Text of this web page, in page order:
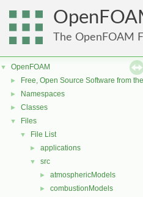
The OpenFOAM
▼ OpenFOAM
► Free, Open Source Software from
► Namespaces
► Classes
▼ Files
▼ File List
► applications
▼ src
► atmosphericModels
► combustionModels